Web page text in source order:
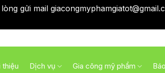
gửi mail
thiệu Dịch vụ Gia công mỹ phẩm